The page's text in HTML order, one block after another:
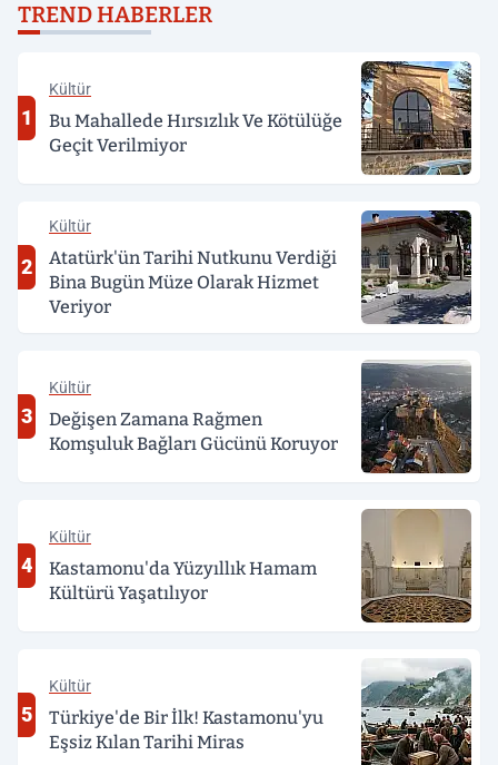
TREND HABERLER
1
Kültür
Bu Mahallede Hırsızlık Ve Kötülüğe
Geçit Verilmiyor
2
Kültür
Atatürk'ün Tarihi Nutkunu Verdiği
Bina Bugün Müze Olarak Hizmet
Veriyor
3
Kültür
Değişen Zamana Rağmen
Komşuluk Bağları Gücünü Koruyor
4
Kültür
Kastamonu'da Yüzyıllık Hamam
Kültürü Yaşatılıyor
5
Kültür
Türkiye'de Bir İlk! Kastamonu'yu
Eşsiz Kılan Tarihi Miras